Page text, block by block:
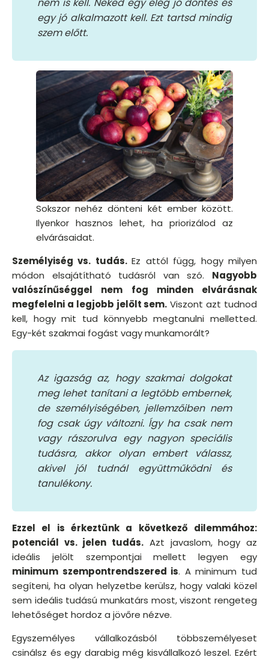
egy jó alkalmazott kell. Ezt tartsd mindig
szem előtt.
Sokszor nehéz dönteni két ember között.
Ilyenkor hasznos lehet, ha priorizálod az
elvárásaidat.
Személyiség vs. tudás.Ez attól függ, hogy milyen
módon elsajátítható tudásról van szó. Nagyobb
valószínűséggel nem fog minden elvárásnak
megfelelni a legjobb jelölt sem. Viszont azt tudnod
kell, hogy mit tud könnyebb megtanulni melletted.
Egy-két szakmai fogást vagy munkamorált?
Az igazság az, hogy szakmai dolgokat
meg lehet tanítani a legtöbb embernek,
de személyiségében, jellemzőiben nem
fog csak úgy változni. Így ha csak nem
vagy rászorulva egy nagyon speciális
tudásra, akkor olyan embert válassz,
akivel jól tudnál együttműködni és
tanulékony.
Ezzel el is érkeztünk a következő dilemmához:
potenciál vs. jelen tudás. Azt javaslom, hogy az
ideális jelölt szempontjai mellett legyen egy
minimum szempontrendszered is. A minimum tud
segíteni, ha olyan helyzetbe kerülsz, hogy valaki közel
sem ideális tudású munkatárs most, viszont rengeteg
lehetőséget hordoz a jövőre nézve.
Egyszemélyes vállalkozásból többszemélyeset
csinálsz és egy darabig még kisvállalkozó leszel. Ezért